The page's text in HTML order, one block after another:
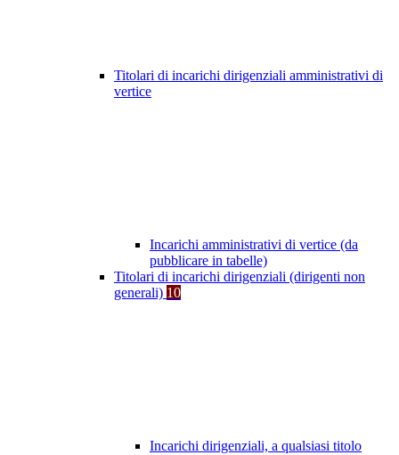
Titolari di incarichi dirigenziali amministrativi di
vertice
Incarichi amministrativi di vertice (da
pubblicare in tabelle)
Titolari di incarichi dirigenziali (dirigenti non
generali) 10
Incarichi dirigenziali, a qualsiasi titolo